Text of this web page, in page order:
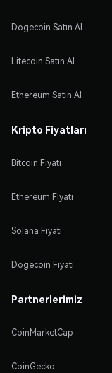
Dogecoin Satın Al
Litecoin Satın Al
Ethereum Satın Al
Kripto Fiyatları
Bitcoin Fiyatı
Ethereum Fiyatı
Solana Fiyatı
Dogecoin Fiyatı
Partnerlerimiz
CoinMarketCap
CoinGecko